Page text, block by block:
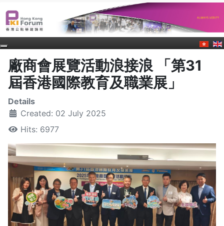
廠商會展覽活動浪接浪 「第31
屆香港國際教育及職業展」
Details
Created: 02 July 2025
Hits: 6977